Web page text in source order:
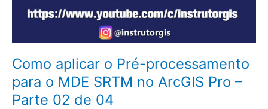
Como aplicar o Pré-processamento
para o MDE SRTM no ArcGIS Pro –
Parte 02 de 04